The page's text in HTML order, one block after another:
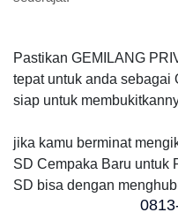
Pastikan GEMILANG
tepat untuk anda sebagai
siap untuk
jika kamu berminat
SD Cempaka Baru untuk
SD bisa dengan